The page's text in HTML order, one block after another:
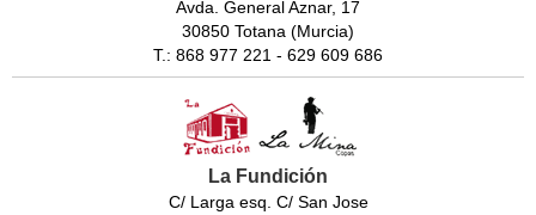
Avda. General Aznar, 17
30850 Totana (Murcia)
T.: 868 977 221 - 629 609 686
La Fundición
C/ Larga esq. C/ San Jose